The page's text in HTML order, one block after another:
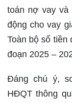
toán nợ vay và
động cho vay
Toàn bộ số tiền
đoạn 2025 –
Đáng chú ý,
HĐQT thông